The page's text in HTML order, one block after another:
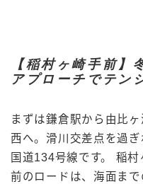
【稲村ヶ崎手前】
アプローチでテン
まずは鎌倉駅から由比
西へ。滑川交差点を過
国道134号線です。 稲
前のロードは、海面ま